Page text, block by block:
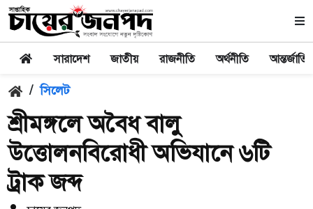
সারাদেশ জাতীয় রাজনীতি অর্থনীতি
/ সিলেট
শ্রীমঙ্গলে অবৈধ বালু
উত্তোলনবিরোধী অভিযানে ৬টি
ট্রাক জব্দ